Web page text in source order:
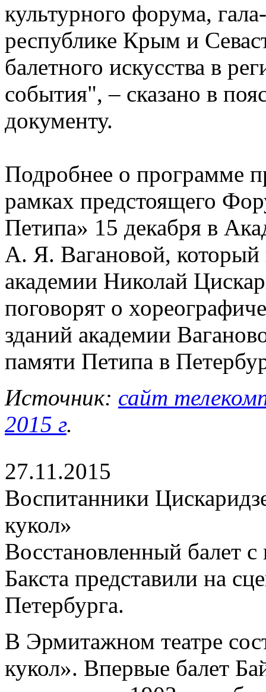
культурного форума,
республике Крым и
балетного искусства в
события", – сказано в
документу.
Подробнее о программе
рамках предстоящего
Петипа» 15 декабря в
А. Я. Вагановой, который
академии Николай
поговорят о
зданий академии
памяти Петипа в
Источник: сайт
2015 г.
27.11.2015
Воспитанники
кукол»
Восстановленный балет
Бакста представили на
Петербурга.
В Эрмитажном театре
кукол». Впервые балет